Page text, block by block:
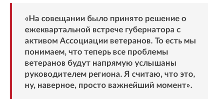
«На совещании было принято решение о
ежеквартальной встрече губернатора с
активом Ассоциации ветеранов. То есть мы
понимаем, что теперь все проблемы
ветеранов будут напрямую услышаны
руководителем региона. Я считаю, что это,
ну, наверное, просто важнейший момент».